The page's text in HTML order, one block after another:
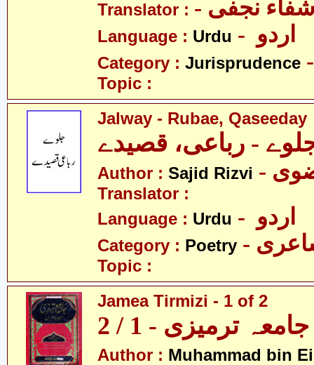
Translator :
Language : Urdu
Category : Jurisprudence
Topic :
Jalway - Rubae, Qaseeday
- رباعی، قصیدے
Author : Sajid Rizvi
Translator :
Language : Urdu
Category : Poetry
Topic :
Jamea Tirmizi - 1 of 2
جامعہ ترمیزی - 1 / 2
Author : Muhammad bin